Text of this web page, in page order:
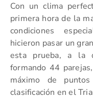
Con un clima
primera hora de la
condiciones
hicieron pasar un
esta prueba, a la
formando 44
máximo de
clasificación en el